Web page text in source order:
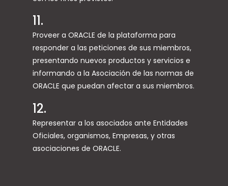
11.
Proveer a ORACLE de la plataforma para
responder a las peticiones de sus miembros,
presentando nuevos productos y servicios e
informando a la Asociación de las normas de
ORACLE que puedan afectar a sus miembros.
12.
Representar a los asociados ante Entidades
Oficiales, organismos, Empresas, y otras
asociaciones de ORACLE.